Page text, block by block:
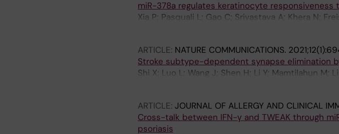
miR-378a regulates keratinocyte responsiveness
Xia P; Pasquali L; Gao C; Srivastava A; Khera N;
ARTICLE: NATURE COMMUNICATIONS.
Stroke subtype-dependent synapse elimination
Shi X; Luo L; Wang J; Shen H; Li Y; Mamtilahun M;
ARTICLE: JOURNAL OF ALLERGY AND CLINICAL
Cross-talk between IFN-γ and TWEAK through
psoriasis